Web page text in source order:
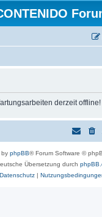
derzeit offline!
by phpBB® Forum Software ©
Übersetzung durch
Datenschutz|